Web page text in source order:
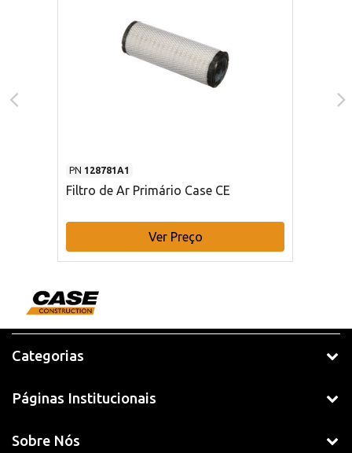
PN 128781A1
Filtro de Ar Primário Case CE
Ver Preço
Categorias
Páginas Institucionais
Sobre Nós